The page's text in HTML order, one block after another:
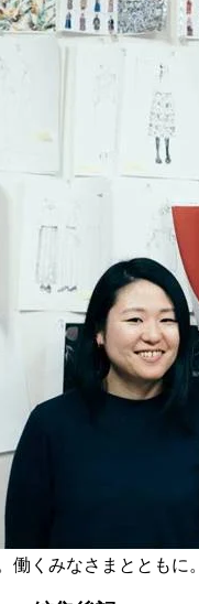
働くみなさまとともに。